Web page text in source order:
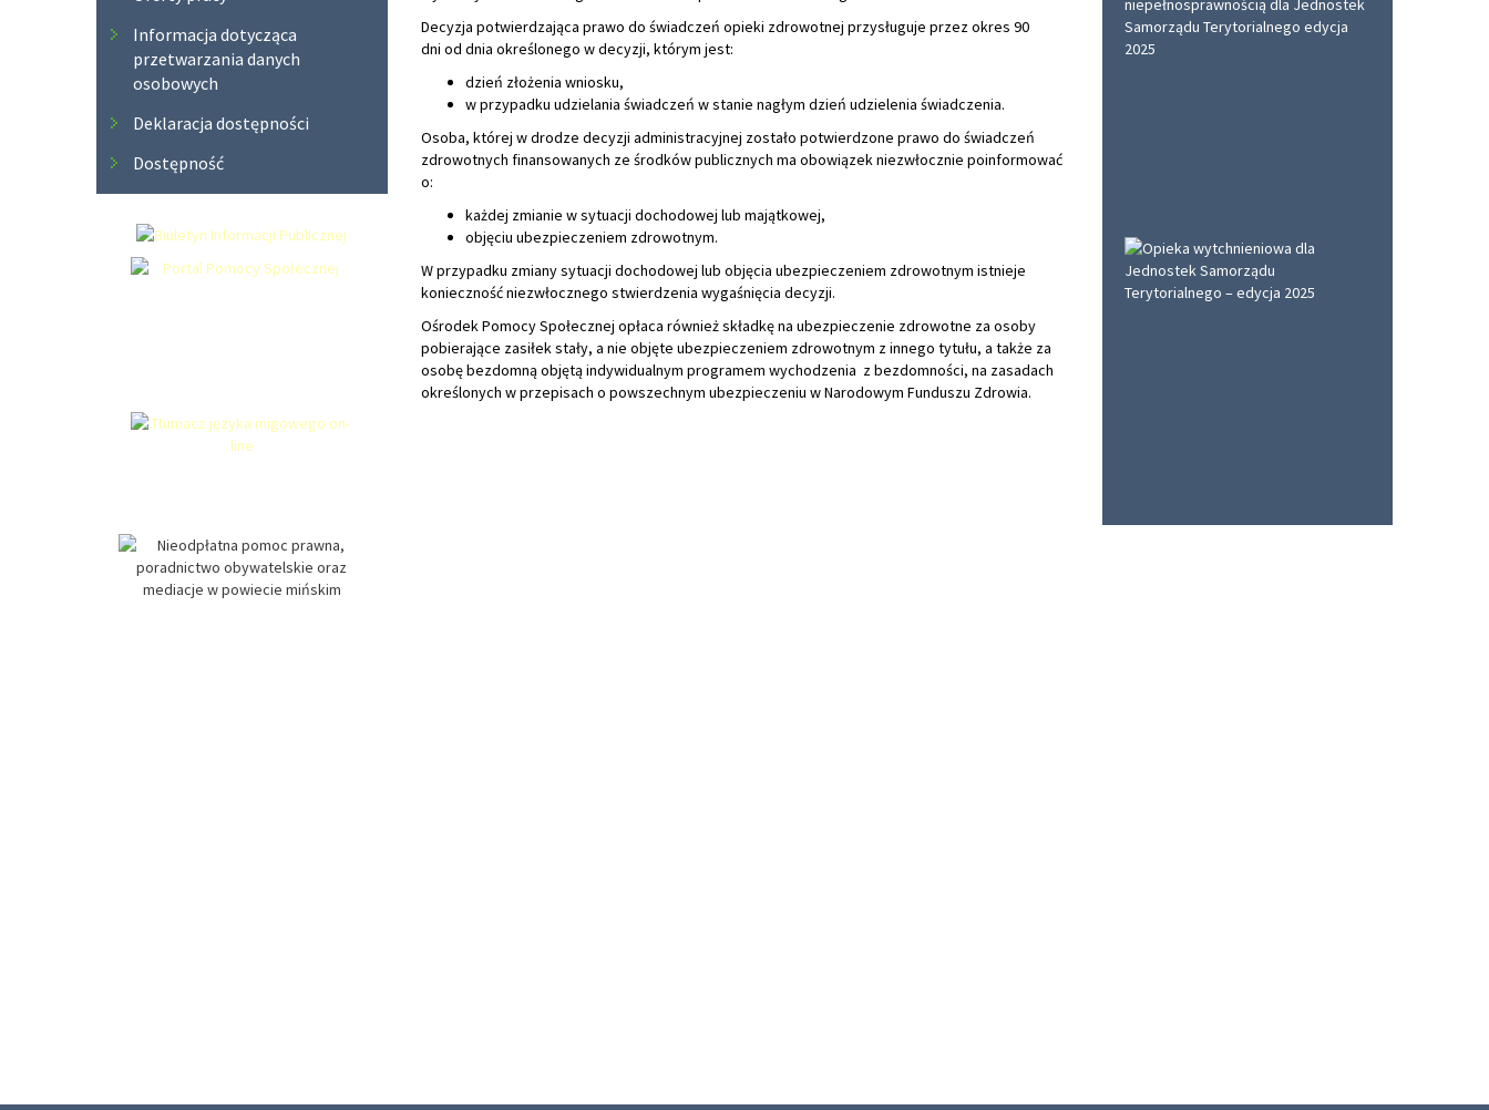
Informacja dotycząca
przetwarzania danych
osobowych
Deklaracja dostępności
Dostępność
Decyzja potwierdzająca prawo do świadczeń opieki zdrowotnej przysługuje przez okres 90
dni od dnia określonego w decyzji, którym jest:
dzień złożenia wniosku,
w przypadku udzielania świadczeń w stanie nagłym dzień udzielenia świadczenia.
Osoba, której w drodze decyzji administracyjnej zostało potwierdzone prawo do świadczeń
zdrowotnych finansowanych ze środków publicznych ma obowiązek niezwłocznie poinformować
o:
każdej zmianie w sytuacji dochodowej lub majątkowej,
objęciu ubezpieczeniem zdrowotnym.
W przypadku zmiany sytuacji dochodowej lub objęcia ubezpieczeniem zdrowotnym istnieje
konieczność niezwłocznego stwierdzenia wygaśnięcia decyzji.
Ośrodek Pomocy Społecznej opłaca również składkę na ubezpieczenie zdrowotne za osoby
pobierające zasiłek stały, a nie objęte ubezpieczeniem zdrowotnym z innego tytułu, a także za
osobę bezdomną objętą indywidualnym programem wychodzenia z bezdomności, na zasadach
określonych w przepisach o powszechnym ubezpieczeniu w Narodowym Funduszu Zdrowia.